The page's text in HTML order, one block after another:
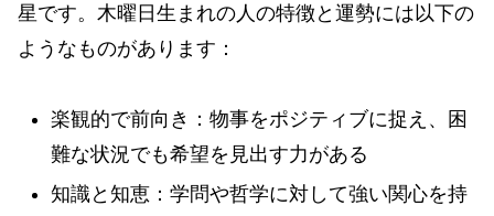
星です。木曜日生まれの人の特徴と運勢には以下の
ようなものがあります：
楽観的で前向き：物事をポジティブに捉え、困
難な状況でも希望を見出す力がある
知識と知恵：学問や哲学に対して強い関心を持